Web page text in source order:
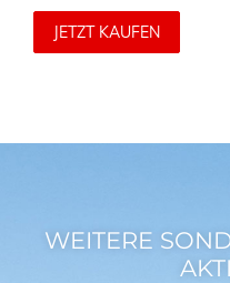
JETZT KAUFEN
WEITERE